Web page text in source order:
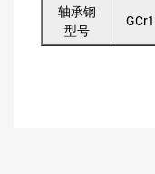
轴承钢
型号